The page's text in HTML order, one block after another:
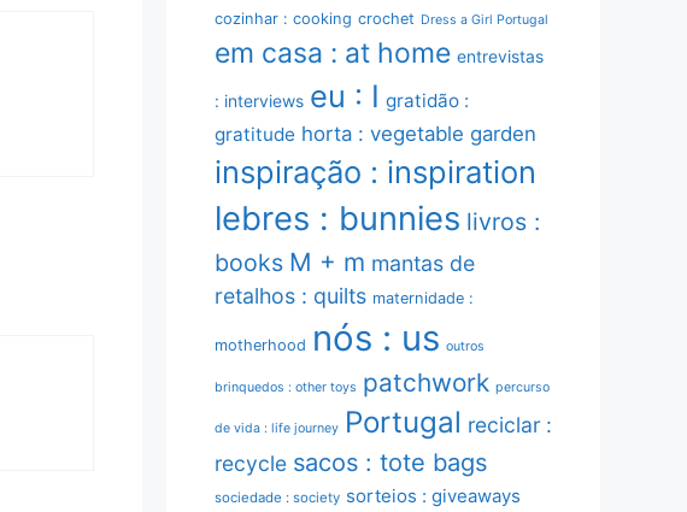
cozinhar : cooking crochet Dress a Girl Portugal
em casa : at home entrevistas
: interviews eu : I gratidão :
gratitude horta : vegetable garden
inspiração : inspiration
lebres : bunnies livros :
books M + m mantas de
retalhos : quilts maternidade :
motherhood nós : us outros
brinquedos : other toys patchwork percurso
de vida : life journey Portugal reciclar :
recycle sacos : tote bags
sociedade : society sorteios : giveaways